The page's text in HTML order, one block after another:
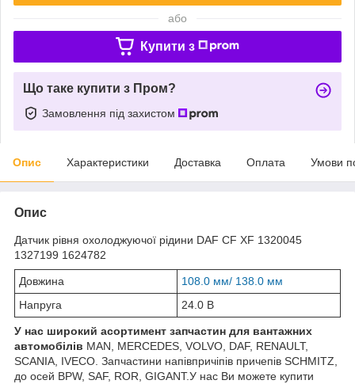
або
Купити з
Що таке купити з Пром?
Замовлення під захистом
Опис Характеристики Доставка Оплата Умови
Опис
Датчик рівня охолоджуючої рідини DAF CF XF 1320045
1327199 1624782
Довжина 108.0 мм/ 138.0 мм
Напруга
24.0 В
У нас широкий асортимент запчастин для вантажних
автомобілів MAN, MERCEDES, VOLVO, DAF, RENAULT,
SCANIA, IVECO. Запчастини напівпричіпів причепів SCHMITZ,
до осей BPW, SAF, ROR, GIGANT.У нас Ви можете купити